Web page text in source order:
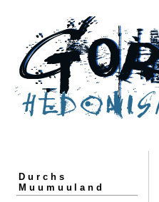
Durchs
Muumuuland